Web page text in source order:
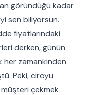
göründüğü kadar
sen biliyorsun.
fiyatlarındaki
derken, günün
her zamankinden
Peki, ciroyu
çekmek